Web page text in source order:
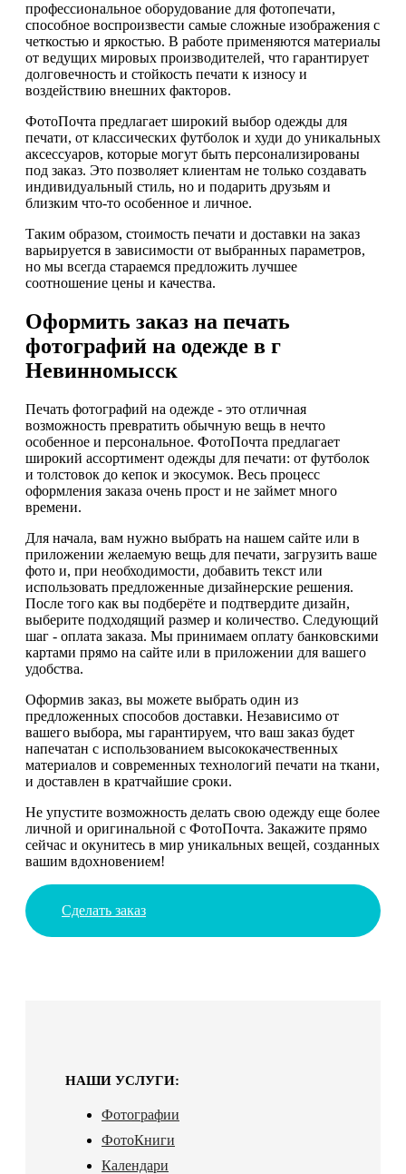
профессиональное оборудование для фотопечати,
способное воспроизвести самые сложные изображения с
четкостью и яркостью. В работе применяются материалы
от ведущих мировых производителей, что гарантирует
долговечность и стойкость печати к износу и
воздействию внешних факторов.
ФотоПочта предлагает широкий выбор одежды для
печати, от классических футболок и худи до уникальных
аксессуаров, которые могут быть персонализированы
под заказ. Это позволяет клиентам не только создавать
индивидуальный стиль, но и подарить друзьям и
близким что-то особенное и личное.
Таким образом, стоимость печати и доставки на заказ
варьируется в зависимости от выбранных параметров,
но мы всегда стараемся предложить лучшее
соотношение цены и качества.
Оформить заказ на печать
фотографий на одежде в г
Невинномысск
Печать фотографий на одежде - это отличная
возможность превратить обычную вещь в нечто
особенное и персональное. ФотоПочта предлагает
широкий ассортимент одежды для печати: от футболок
и толстовок до кепок и экосумок. Весь процесс
оформления заказа очень прост и не займет много
времени.
Для начала, вам нужно выбрать на нашем сайте или в
приложении желаемую вещь для печати, загрузить ваше
фото и, при необходимости, добавить текст или
использовать предложенные дизайнерские решения.
После того как вы подберёте и подтвердите дизайн,
выберите подходящий размер и количество. Следующий
шаг - оплата заказа. Мы принимаем оплату банковскими
картами прямо на сайте или в приложении для вашего
удобства.
Оформив заказ, вы можете выбрать один из
предложенных способов доставки. Независимо от
вашего выбора, мы гарантируем, что ваш заказ будет
напечатан с использованием высококачественных
материалов и современных технологий печати на ткани,
и доставлен в кратчайшие сроки.
Не упустите возможность делать свою одежду еще более
личной и оригинальной с ФотоПочта. Закажите прямо
сейчас и окунитесь в мир уникальных вещей, созданных
вашим вдохновением!
Сделать заказ
НАШИ УСЛУГИ:
Фотографии
ФотоКниги
Календари